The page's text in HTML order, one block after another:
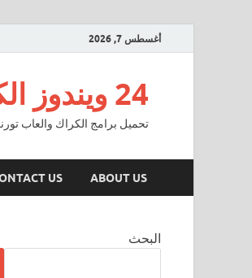
أغسطس 7, 2026
24 ويندوز الكراك
تحميل برامج الكراك والعاب
ABOUT US
US
البحث